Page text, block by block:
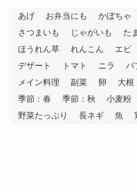
あげ お弁当にも かぼちゃ
さつまいも
じゃがいも た
ほうれん草
れんこん エビ
デザート
トマト ニラ パ
メイン料理
副菜 卵 大根
季節：春
季節：秋 小麦粉
野菜たっぷり
長ネギ 魚